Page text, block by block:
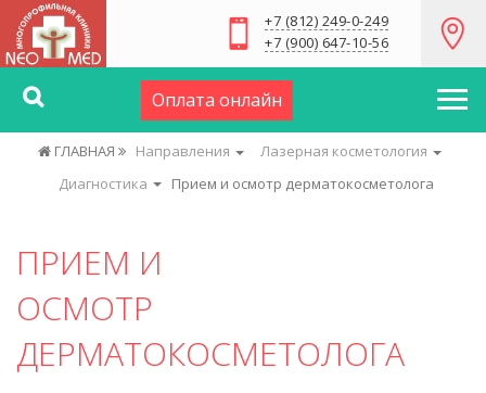
+7 (812) 249-0-249
+7 (900) 647-10-56
Оплата онлайн
ГЛАВНАЯ Направления
Лазерная косметология
Диагностика
Прием и осмотр дерматокосметолога
ПРИЕМ И
ОСМОТР
ДЕРМАТОКОСМЕТОЛОГА